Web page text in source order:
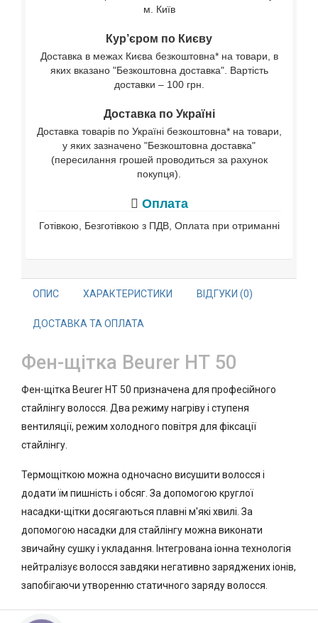
м. Київ
Кур’єром по Києву
Доставка в межах Києва безкоштовна* на товари, в
яких вказано "Безкоштовна доставка". Вартість
доставки – 100 грн.
Доставка по Україні
Доставка товарів по Україні безкоштовна* на товари,
у яких зазначено "Безкоштовна доставка"
(пересилання грошей проводиться за рахунок
покупця).
Оплата
Готівкою, Безготівкою з ПДВ, Оплата при отриманні
ОПИС ХАРАКТЕРИСТИКИ ВІДГУКИ (0)
ДОСТАВКА ТА ОПЛАТА
Фен-щітка Beurer НТ 50
Фен-щітка Beurer HT 50 призначена для професійного
стайлінгу волосся. Два режиму нагріву і ступеня
вентиляції, режим холодного повітря для фіксації
стайлінгу.
Термощіткою можна одночасно висушити волосся і
додати їм пишність і обсяг. За допомогою круглої
насадки-щітки досягаються плавні м'які хвилі. За
допомогою насадки для стайлінгу можна виконати
звичайну сушку і укладання. Інтегрована іонна технологія
нейтралізує волосся завдяки негативно заряджених іонів,
запобігаючи утворенню статичного заряду волосся.